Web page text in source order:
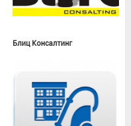
Блиц Консалтинг